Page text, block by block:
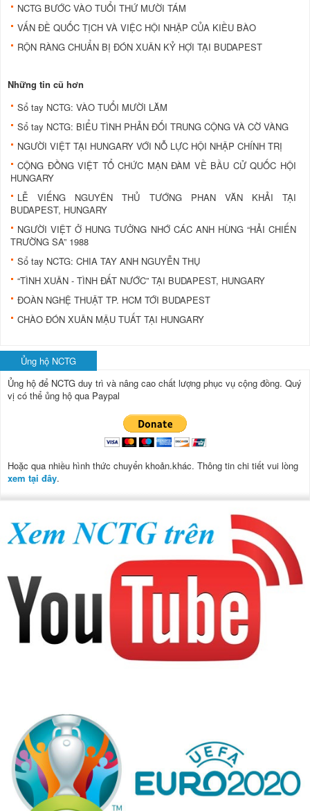
NCTG BƯỚC VÀO TUỔI THỨ MƯỜI TÁM
VẤN ĐỀ QUỐC TỊCH VÀ VIỆC HỘI NHẬP CỦA KIỀU BÀO
RỘN RÀNG CHUẨN BỊ ĐÓN XUÂN KỶ HỢI TẠI BUDAPEST
Những tin cũ hơn
Sổ tay NCTG: VÀO TUỔI MƯỜI LĂM
Sổ tay NCTG: BIỂU TÌNH PHẢN ĐỐI TRUNG CỘNG VÀ CỜ VÀNG
NGƯỜI VIỆT TẠI HUNGARY VỚI NỖ LỰC HỘI NHẬP CHÍNH TRỊ
CỘNG ĐỒNG VIỆT TỔ CHỨC MẠN ĐÀM VỀ BẦU CỬ QUỐC HỘI
HUNGARY
LỄ VIẾNG NGUYÊN THỦ TƯỚNG PHAN VĂN KHẢI TẠI
BUDAPEST, HUNGARY
NGƯỜI VIỆT Ở HUNG TƯỞNG NHỚ CÁC ANH HÙNG “HẢI CHIẾN
TRƯỜNG SA” 1988
Sổ tay NCTG: CHIA TAY ANH NGUYỄN THỤ
“TÌNH XUÂN - TÌNH ĐẤT NƯỚC” TẠI BUDAPEST, HUNGARY
ĐOÀN NGHỆ THUẬT TP. HCM TỚI BUDAPEST
CHÀO ĐÓN XUÂN MẬU TUẤT TẠI HUNGARY
Ủng hộ NCTG
Ủng hộ để NCTG duy trì và nâng cao chất lượng phục vụ cộng đồng. Quý
vị có thể ủng hộ qua Paypal
Hoặc qua nhiều hình thức chuyển khoản.khác. Thông tin chi tiết vui lòng
xem tại đây.